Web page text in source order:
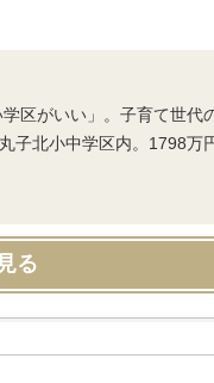
区がいい」。子育て世
子北小中学区内。1798万円
る